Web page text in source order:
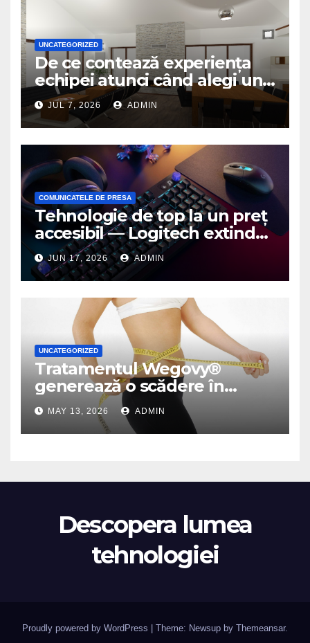
UNCATEGORIZED
De ce contează experiența
echipei atunci când alegi un
birou de arhitectură
JUL 7, 2026 ADMIN
COMUNICATELE DE PRESA
Tehnologie de top la un preț
accesibil — Logitech extinde
seria G3 cu un nou mouse și
o nouă tastatură pentru
gaming pe PC
JUN 17, 2026 ADMIN
UNCATEGORIZED
Tratamentul Wegovy®
generează o scădere în
greutate de până la 22,6% la
femei în perioada
menopauzei și reduce la
MAY 13, 2026 ADMIN
Descopera lumea
tehnologiei
Proudly powered by WordPress Theme: Newsup by Themeansar.